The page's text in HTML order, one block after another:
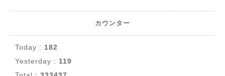
カウンター
Today : 182
Yesterday : 119